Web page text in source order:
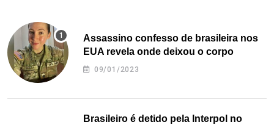
Assassino confesso de brasileira nos
EUA revela onde deixou o corpo
09/01/2023
Brasileiro é detido pela Interpol no